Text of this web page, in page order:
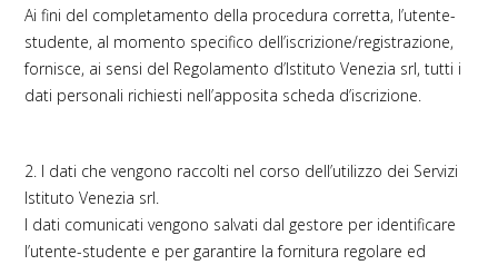
Ai fini del completamento della procedura corretta, l’utente-
studente, al momento specifico dell’iscrizione/registrazione,
fornisce, ai sensi del Regolamento d’Istituto Venezia srl, tutti i
dati personali richiesti nell’apposita scheda d’iscrizione.
2. I dati che vengono raccolti nel corso dell’utilizzo dei Servizi
Istituto Venezia srl.
I dati comunicati vengono salvati dal gestore per identificare
l’utente-studente e per garantire la fornitura regolare ed